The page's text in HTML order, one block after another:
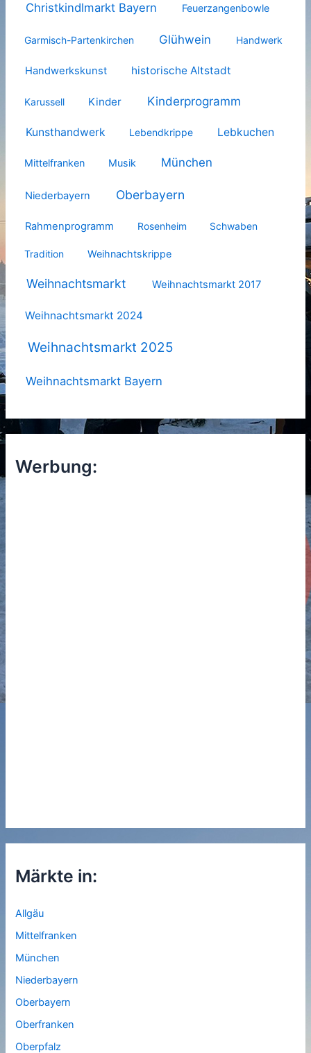
Christkindlmarkt Bayern Feuerzangenbowle
Garmisch-Partenkirchen Glühwein Handwerk
Handwerkskunst historische Altstadt
Karussell Kinder Kinderprogramm
Kunsthandwerk Lebendkrippe Lebkuchen
Mittelfranken Musik München
Niederbayern Oberbayern
Rahmenprogramm Rosenheim Schwaben
Tradition Weihnachtskrippe
Weihnachtsmarkt Weihnachtsmarkt 2017
Weihnachtsmarkt 2024
Weihnachtsmarkt 2025
Weihnachtsmarkt Bayern
Werbung:
Märkte in:
Allgäu
Mittelfranken
München
Niederbayern
Oberbayern
Oberfranken
Oberpfalz